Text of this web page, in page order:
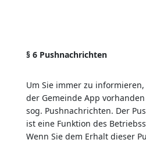
§ 6 Pushnachrichten
Um Sie immer zu
der Gemeinde App
sog. Pushnachrichten. Der
ist eine Funktion des
Wenn Sie dem Erhalt dieser